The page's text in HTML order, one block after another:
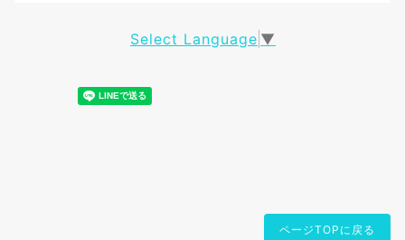
Select Language ▼
ページTOPに戻る